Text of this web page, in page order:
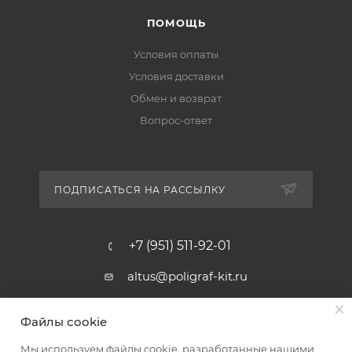
ПОМОЩЬ
Условия оплаты
Условия доставки
Обмен и возврат
Вопрос-ответ
ПОДПИСАТЬСЯ НА РАССЫЛКУ
+7 (951) 511-92-01
altus@poligraf-kit.ru
Ростовская обл, Аксайский р-н,
Файлы cookie
Мы используем файлы cookie, разработанные нашими